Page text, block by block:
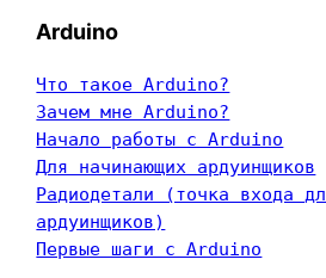
Arduino
Что такое Arduino?
Зачем мне Arduino?
Начало работы с Arduino
Для начинающих ардуинщиков
Радиодетали (точка входа
ардуинщиков)
Первые шаги с Arduino